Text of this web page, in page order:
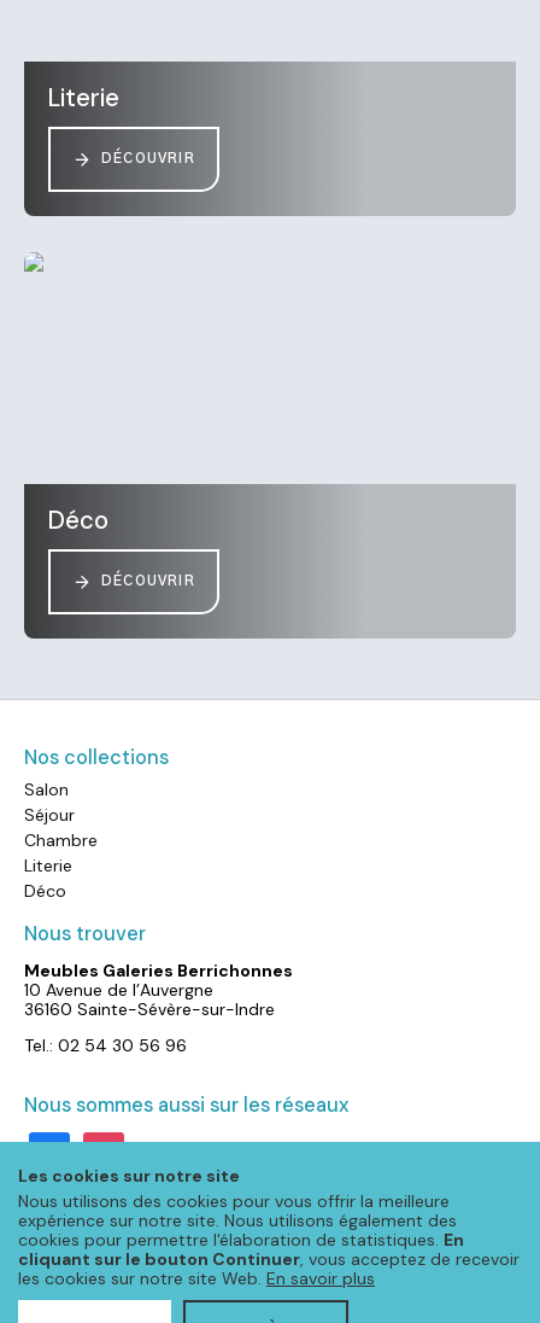
Les cookies sur notre site
Nous utilisons des cookies pour vous offrir la meilleure
expérience sur notre site. Nous utilisons également des
cookies pour permettre l'élaboration de statistiques. En
cliquant sur le bouton Continuer, vous acceptez de recevoir
les cookies sur notre site Web. En savoir plus
Literie
DÉCOUVRIR
Déco
DÉCOUVRIR
Nos collections
Salon
Séjour
Chambre
Literie
Déco
Nous trouver
Meubles Galeries Berrichonnes
10 Avenue de l’Auvergne
36160 Sainte-Sévère-sur-Indre
Tel.: 02 54 30 56 96
Nous sommes aussi sur les réseaux
facebookinstagram